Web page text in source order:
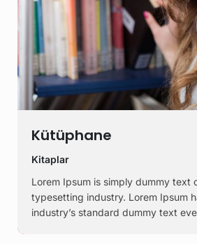
Kütüphane
Kitaplar
Lorem Ipsum is simply dummy text
typesetting industry. Lorem Ipsum
industry’s standard dummy text